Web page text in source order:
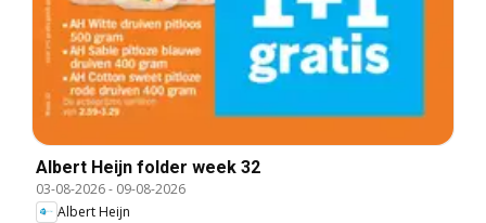
Albert Heijn folder week 32
03-08-2026- 09-08-2026
Albert Heijn